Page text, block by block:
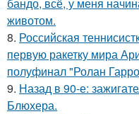
бандо, всё, у меня
животом.
8. Российская
первую ракетку мира
полуфинал "Ролан
9. Назад в 90-е:
Блюхера.